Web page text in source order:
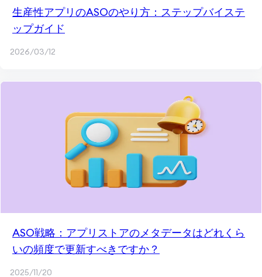
生産性アプリのASOのやり方：ステップバイステ
ップガイド
2026/03/12
ASO戦略：アプリストアのメタデータはどれくら
いの頻度で更新すべきですか？
2025/11/20